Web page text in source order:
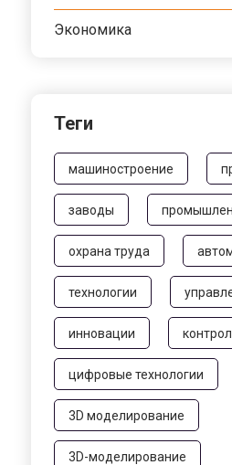
Экономика
Теги
машиностроение
заводы
охрана труда
технологии
инновации
цифровые технологии
3D моделирование
3D-моделирование